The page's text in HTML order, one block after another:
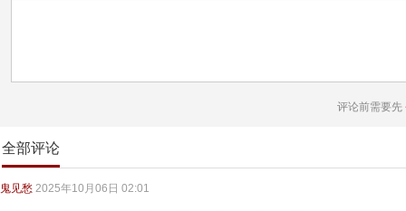
评论前需要先
全部评论
鬼见愁 2025年10月06日 02:01